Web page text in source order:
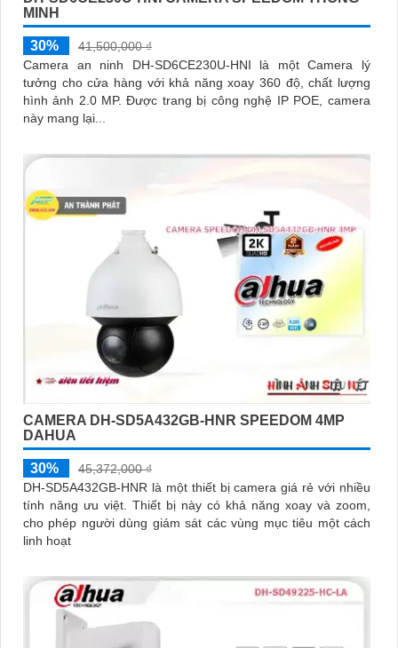
MINH
30%
41,500,000 ₫
Camera an ninh DH-SD6CE230U-HNI là một Camera lý
tưởng cho cửa hàng với khả năng xoay 360 độ, chất lượng
hình ảnh 2.0 MP. Được trang bị công nghệ IP POE, camera
này mang lại...
CAMERA DH-SD5A432GB-HNR SPEEDOM 4MP
DAHUA
30%
45,372,000 ₫
DH-SD5A432GB-HNR là một thiết bị camera giá rẻ với nhiều
tính năng ưu việt. Thiết bị này có khả năng xoay và zoom,
cho phép người dùng giám sát các vùng mục tiêu một cách
linh hoạt